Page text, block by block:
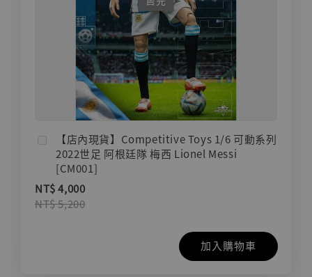
【店內現貨】Competitive Toys 1/6 可動系列
2022世足 阿根廷隊 梅西 Lionel Messi
[CM001]
NT$ 4,000
NT$ 5,200
加入購物車